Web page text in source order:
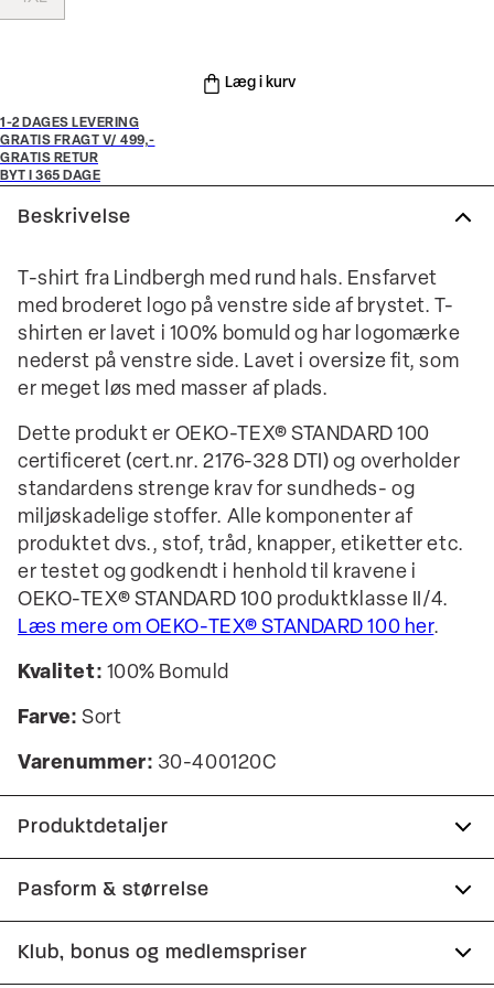
Læg i kurv
1-2 DAGES LEVERING
GRATIS FRAGT V/ 499,-
GRATIS RETUR
BYT I 365 DAGE
Beskrivelse
T-shirt fra Lindbergh med rund hals. Ensfarvet
med broderet logo på venstre side af brystet. T-
shirten er lavet i 100% bomuld og har logomærke
nederst på venstre side. Lavet i oversize fit, som
er meget løs med masser af plads.
Dette produkt er OEKO-TEX® STANDARD 100
certificeret (cert.nr. 2176-328 DTI) og overholder
standardens strenge krav for sundheds- og
miljøskadelige stoffer. Alle komponenter af
produktet dvs., stof, tråd, knapper, etiketter etc.
er testet og godkendt i henhold til kravene i
OEKO-TEX® STANDARD 100 produktklasse II/4.
Læs mere om OEKO-TEX® STANDARD 100 her.
Kvalitet: 100% Bomuld
Farve: Sort
Varenummer: 30-400120C
Produktdetaljer
Der er logo på venstre bryst.
Logomærke nederst på venstre side.
T-shirten har rund hals.
Pasform & størrelse
Fit:Oversize fit
Klub, bonus og medlemspriser